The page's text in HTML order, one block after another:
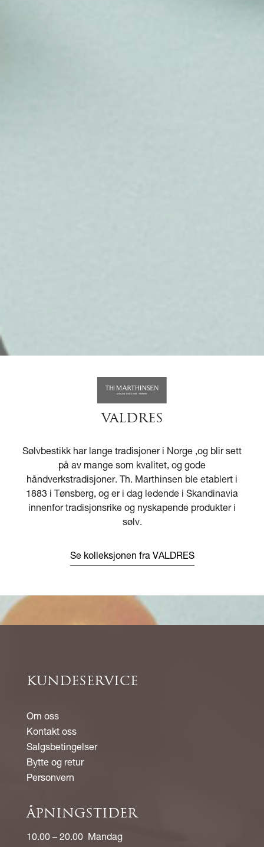
VALDRES
Sølvbestikk har lange tradisjoner i Norge ,og blir sett
på av mange som kvalitet, og gode
håndverkstradisjoner. Th. Marthinsen ble etablert i
1883 i Tønsberg, og er i dag ledende i Skandinavia
innenfor tradisjonsrike og nyskapende produkter i
sølv.
Se kolleksjonen fra VALDRES
KUNDESERVICE
Om oss
Kontakt oss
Salgsbetingelser
Bytte og retur
Personvern
ÅPNINGSTIDER
10.00 – 20.00 Mandag